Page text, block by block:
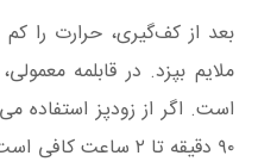
بعد از کف‌گیری، حرارت را کم
است. اگر از زودپز استفاده
۹۰ دقیقه تا ۲ ساعت